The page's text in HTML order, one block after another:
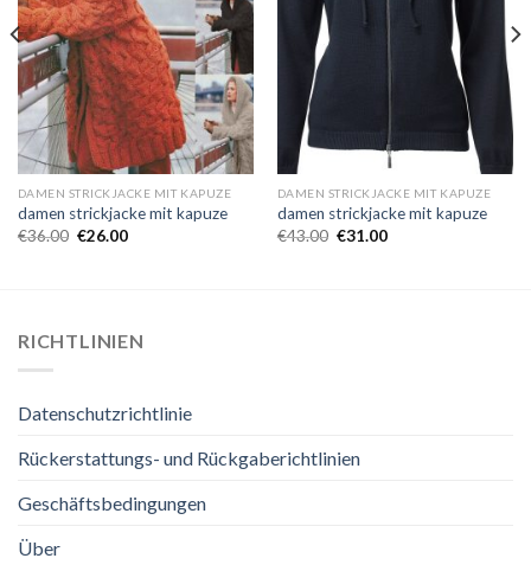
DAMEN STRICKJACKE MIT KAPUZE
damen strickjacke mit kapuze
€36.00 €26.00
DAMEN STRICKJACKE MIT KAPUZE
damen strickjacke mit kapuze
€43.00 €31.00
RICHTLINIEN
Datenschutzrichtlinie
Rückerstattungs- und Rückgaberichtlinien
Geschäftsbedingungen
Über